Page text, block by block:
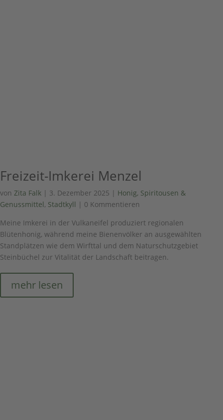
Freizeit-Imkerei Menzel
von Zita Falk | 3. Dezember 2025 | Honig, Spiritousen &
Genussmittel, Stadtkyll | 0 Kommentieren
Meine Imkerei in der Vulkaneifel produziert regionalen
Blütenhonig, während meine Bienenvölker an ausgewählten
Standplätzen wie dem Wirfttal und dem Naturschutzgebiet
Steinbüchel zur Vitalität der Landschaft beitragen.
mehr lesen